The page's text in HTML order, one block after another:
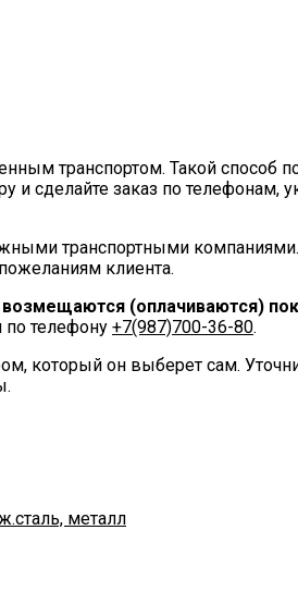
транспортом. Такой способ
сделайте заказ по телефонам,
транспортными компаниями.
клиента.
(оплачиваются)
телефону +7(987)700-36-80.
который он выберет сам.
металл